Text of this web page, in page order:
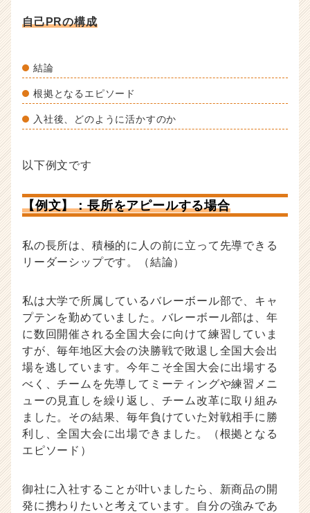
自己PRの構成
結論
根拠となるエピソード
入社後、どのように活かすのか
以下例文です
【例文】：長所をアピールする場合
私の長所は、積極的に人の前に立って先導できる
リーダーシップです。（結論）
私は大学で所属しているバレーボール部で、キャ
プテンを勤めていました。バレーボール部は、年
に数回開催される全国大会に向けて練習していま
すが、毎年地区大会の決勝戦で敗退し全国大会出
場を逃しています。今年こそ全国大会に出場する
べく、チームを先導してミーティングや練習メニ
ューの見直しを繰り返し、チーム改革に取り組み
ました。その結果、毎年負けていた対戦相手に勝
利し、全国大会に出場できました。（根拠となる
エピソード）
御社に入社することが叶いましたら、新商品の開
発に携わりたいと考えています。自分の強みであ